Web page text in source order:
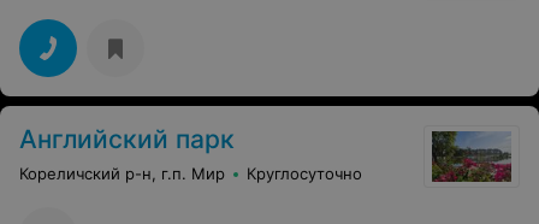
Английский парк
Кореличский р-н, г.п. Мир Круглосуточно